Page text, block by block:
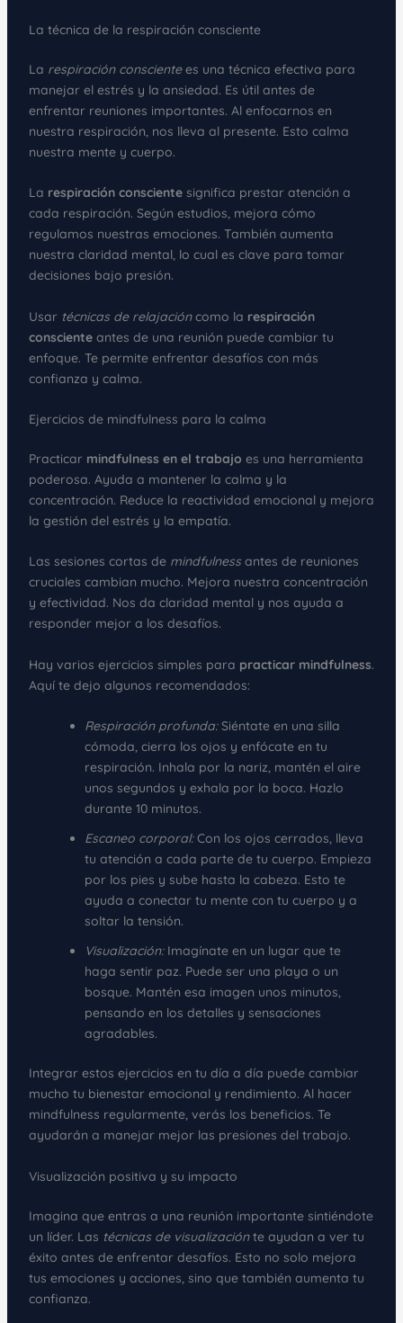
La técnica de la respiración consciente
La respiración conscientees una técnica efectiva para
manejar el estrés y la ansiedad. Es útil antes de
enfrentar reuniones importantes. Al enfocarnos en
nuestra respiración, nos lleva al presente. Esto calma
nuestra mente y cuerpo.
La respiración conscientesignifica prestar atención a
cada respiración. Según estudios, mejora cómo
regulamos nuestras emociones. También aumenta
nuestra claridad mental, lo cual es clave para tomar
decisiones bajo presión.
Usar técnicas de relajacióncomo la respiración
conscienteantes de una reunión puede cambiar tu
enfoque. Te permite enfrentar desafíos con más
confianza y calma.
Ejercicios de mindfulness para la calma
Practicar mindfulness en el trabajo es una herramienta
poderosa. Ayuda a mantener la calma y la
concentración. Reduce la reactividad emocional y mejora
la gestión del estrés y la empatía.
Las sesiones cortas de mindfulnessantes de reuniones
cruciales cambian mucho. Mejora nuestra concentración
y efectividad. Nos da claridad mental y nos ayuda a
responder mejor a los desafíos.
Hay varios ejercicios simples para practicar mindfulness.
Aquí te dejo algunos recomendados:
Respiración profunda:Siéntate en una silla
cómoda, cierra los ojos y enfócate en tu
respiración. Inhala por la nariz, mantén el aire
unos segundos y exhala por la boca. Hazlo
durante 10 minutos.
Escaneo corporal:Con los ojos cerrados, lleva
tu atención a cada parte de tu cuerpo. Empieza
por los pies y sube hasta la cabeza. Esto te
ayuda a conectar tu mente con tu cuerpo y a
soltar la tensión.
Visualización:Imagínate en un lugar que te
haga sentir paz. Puede ser una playa o un
bosque. Mantén esa imagen unos minutos,
pensando en los detalles y sensaciones
agradables.
Integrar estos ejercicios en tu día a día puede cambiar
mucho tu bienestar emocional y rendimiento. Al hacer
mindfulness regularmente, verás los beneficios. Te
ayudarán a manejar mejor las presiones del trabajo.
Visualización positiva y su impacto
Imagina que entras a una reunión importante sintiéndote
un líder. Las técnicas de visualizaciónte ayudan a ver tu
éxito antes de enfrentar desafíos. Esto no solo mejora
tus emociones y acciones, sino que también aumenta tu
confianza.